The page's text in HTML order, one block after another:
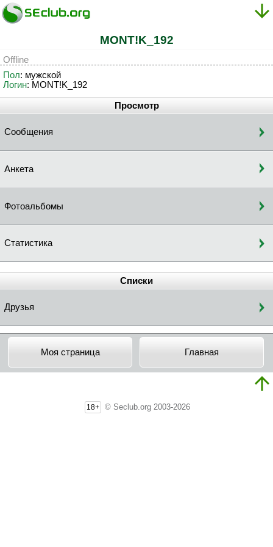
MONT!K_192
Offline
Пол: мужской
Логин: MONT!K_192
Просмотр
Сообщения
Анкета
Фотоальбомы
Статистика
Списки
Друзья
Моя страница Главная
18+ © Seclub.org 2003-2026